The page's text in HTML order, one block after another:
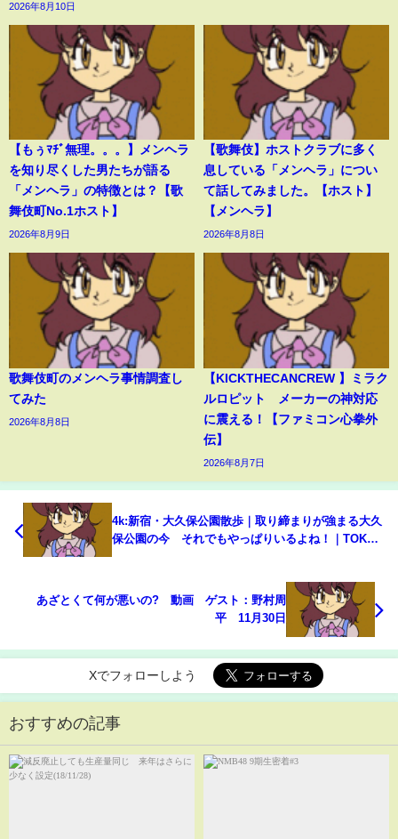
2026年8月10日
【もぅﾏﾁﾞ無理。。。】メンヘラ
を知り尽くした男たちが語る
「メンヘラ」の特徴とは？【歌
舞伎町No.1ホスト】
2026年8月9日
【歌舞伎】ホストクラブに多く
息している「メンヘラ」につい
て話してみました。【ホスト】
【メンヘラ】
2026年8月8日
歌舞伎町のメンヘラ事情調査し
てみた
2026年8月8日
【KICKTHECANCREW 】ミラク
ルロピット メーカーの神対応
に震える！【ファミコン心拳外
伝】
2026年8月7日
4k:新宿・大久保公園散歩｜取り締まりが強まる大久
保公園の今 それでもやっぱりいるよね！｜TOKYO
あざとくて何が悪いの? 動画 ゲスト：野村周
平 11月30日
Xでフォローしよう
おすすめの記事